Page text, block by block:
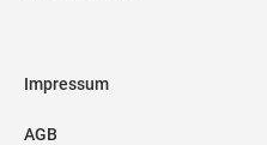
Impressum
AGB